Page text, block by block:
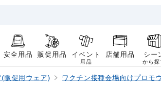
安全用品 販促用品 イベント
用品
店舗用品 シー
から探
販促用ウェア) ワクチン接種会場向けプロモ